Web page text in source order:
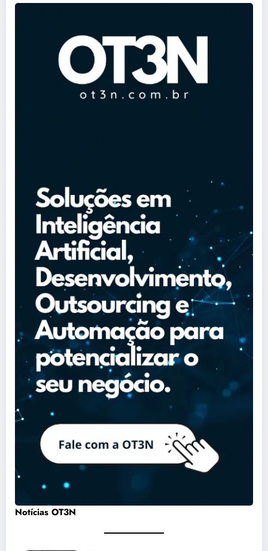
Notícias OT3N